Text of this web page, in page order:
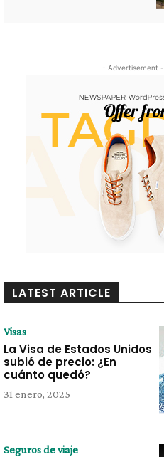
- Advertisement -
LATEST ARTICLE
Visas
La Visa de Estados Unidos
subió de precio: ¿En
cuánto quedó?
31 enero, 2025
Seguros de viaje